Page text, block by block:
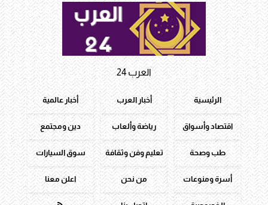
العرب 24
الرئيسية أخبار العرب أخبار عالمية
اقتصاد وأسواق رياضة وألعاب دين ومجتمع
طب وصحة تعليم وفن وثقافة سوق السيارات
أسرة ومنوعات من نحن اعلن معنا